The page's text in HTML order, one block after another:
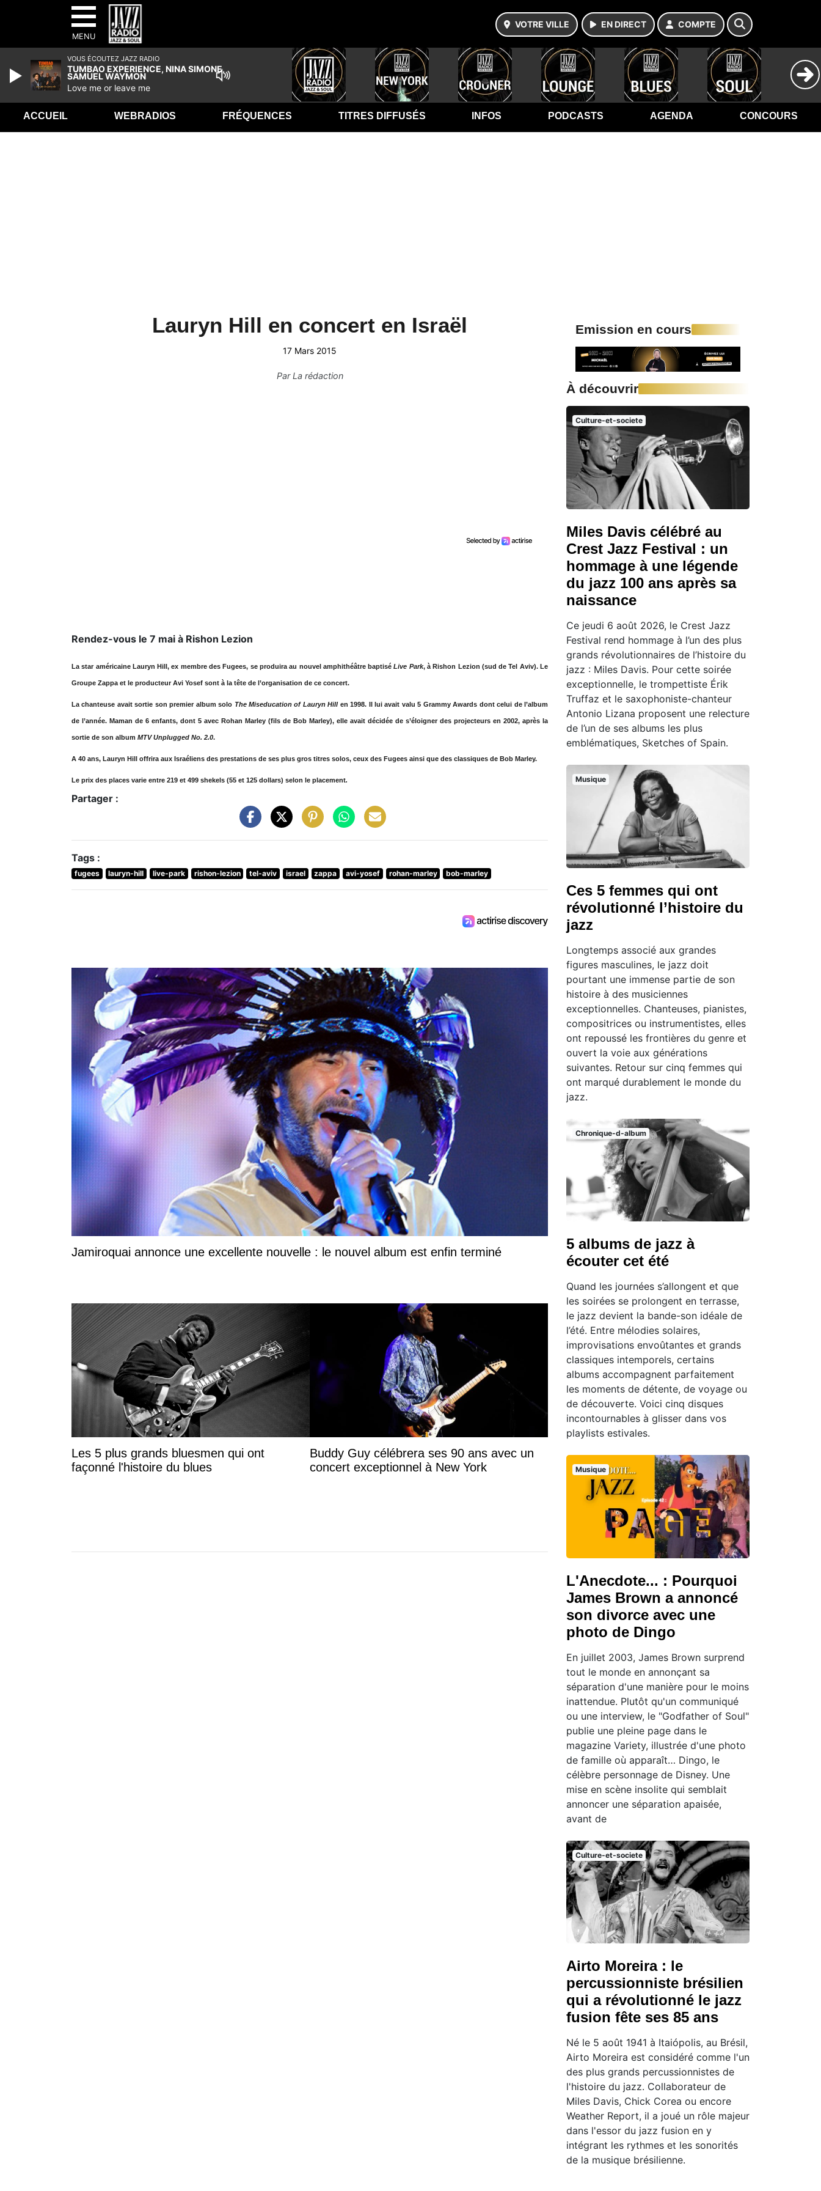
MENU
VOTRE VILLE EN DIRECT COMPTE
ACCUEIL WEBRADIOS FRÉQUENCES TITRES DIFFUSÉS INFOS PODCASTS AGENDA CONCOURS
Lauryn Hill en concert en Israël
17 Mars 2015
ParLa rédaction
Rendez-vous le 7 mai à Rishon Lezion
La star américaine Lauryn Hill, ex membre des Fugees, se produira au nouvel amphithéâtre baptiséLive Park, à Rishon Lezion (sud de Tel Aviv). Le
Groupe Zappa et le producteur Avi Yosef sont à la tête de l’organisation de ce concert.
La chanteuse avait sortie son premier album solo The Miseducation of Lauryn Hillen 1998. Il lui avait valu 5 Grammy Awards dont celui de l’album
de l’année. Maman de 6 enfants, dont 5 avec Rohan Marley (fils de Bob Marley), elle avait décidée de s’éloigner des projecteurs en 2002, après la
sortie de son album MTV Unplugged No. 2.0.
A 40 ans, Lauryn Hill offrira aux Israéliens des prestations de ses plus gros titres solos, ceux des Fugees ainsi que des classiques de Bob Marley.
Le prix des places varie entre 219 et 499 shekels (55 et 125 dollars) selon le placement.
Partager :
Tags :
fugees lauryn-hill live-park rishon-lezion tel-aviv israel zappa avi-yosef rohan-marley bob-marley
Jamiroquai annonce une excellente nouvelle : le nouvel album est enfin terminé
Les 5 plus grands bluesmen qui ont
façonné l'histoire du blues
Buddy Guy célébrera ses 90 ans avec un
concert exceptionnel à New York
Emission en cours
À découvrir
Culture-et-societe
Miles Davis célébré au
Crest Jazz Festival : un
hommage à une légende
du jazz 100 ans après sa
naissance
Ce jeudi 6 août 2026, le Crest Jazz
Festival rend hommage à l’un des plus
grands révolutionnaires de l’histoire du
jazz : Miles Davis. Pour cette soirée
exceptionnelle, le trompettiste Érik
Truffaz et le saxophoniste-chanteur
Antonio Lizana proposent une relecture
de l’un de ses albums les plus
emblématiques, Sketches of Spain.
Musique
Ces 5 femmes qui ont
révolutionné l’histoire du
jazz
Longtemps associé aux grandes
figures masculines, le jazz doit
pourtant une immense partie de son
histoire à des musiciennes
exceptionnelles. Chanteuses, pianistes,
compositrices ou instrumentistes, elles
ont repoussé les frontières du genre et
ouvert la voie aux générations
suivantes. Retour sur cinq femmes qui
ont marqué durablement le monde du
jazz.
Chronique-d-album
5 albums de jazz à
écouter cet été
Quand les journées s’allongent et que
les soirées se prolongent en terrasse,
le jazz devient la bande-son idéale de
l’été. Entre mélodies solaires,
improvisations envoûtantes et grands
classiques intemporels, certains
albums accompagnent parfaitement
les moments de détente, de voyage ou
de découverte. Voici cinq disques
incontournables à glisser dans vos
playlists estivales.
Musique
L'Anecdote... : Pourquoi
James Brown a annoncé
son divorce avec une
photo de Dingo
En juillet 2003, James Brown surprend
tout le monde en annonçant sa
séparation d'une manière pour le moins
inattendue. Plutôt qu'un communiqué
ou une interview, le "Godfather of Soul"
publie une pleine page dans le
magazine Variety, illustrée d'une photo
de famille où apparaît… Dingo, le
célèbre personnage de Disney. Une
mise en scène insolite qui semblait
annoncer une séparation apaisée,
avant de
Culture-et-societe
Airto Moreira : le
percussionniste brésilien
qui a révolutionné le jazz
fusion fête ses 85 ans
Né le 5 août 1941 à Itaiópolis, au Brésil,
Airto Moreira est considéré comme l'un
des plus grands percussionnistes de
l'histoire du jazz. Collaborateur de
Miles Davis, Chick Corea ou encore
Weather Report, il a joué un rôle majeur
dans l'essor du jazz fusion en y
intégrant les rythmes et les sonorités
de la musique brésilienne.
VOUS ÉCOUTEZ JAZZ RADIO
TUMBAO EXPERIENCE, NINA SIMONE,
SAMUEL WAYMON
Love me or leave me